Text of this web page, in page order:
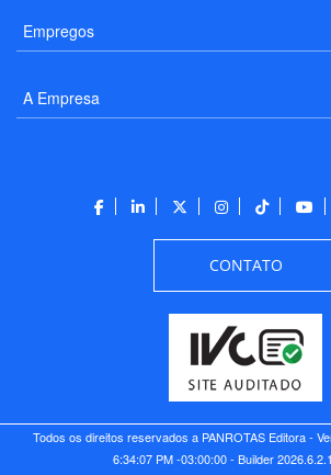
Empregos
A Empresa
CONTATO
Todos os direitos reservados a PANROTAS Editora -
6:34:07 PM -03:00:00 - Builder 2026.6.2.1